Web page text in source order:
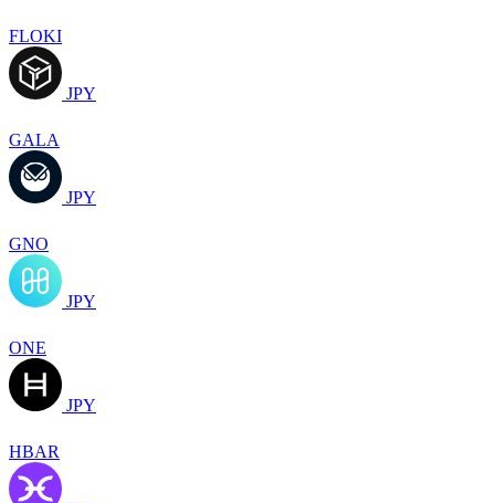
FLOKI
JPY
GALA
JPY
GNO
JPY
ONE
JPY
HBAR